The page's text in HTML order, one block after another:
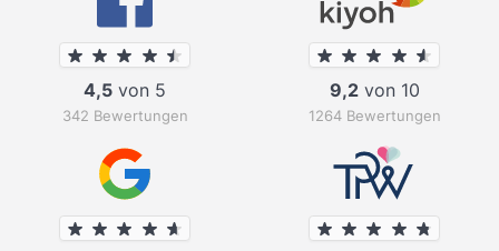
4,5 von 5
342 Bewertungen
9,2von 10
1264 Bewertungen